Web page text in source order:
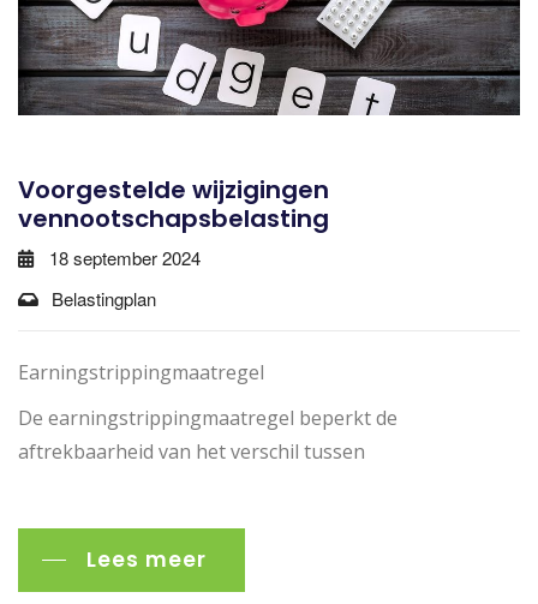
Voorgestelde wijzigingen
vennootschapsbelasting
18 september 2024
Belastingplan
Earningstrippingmaatregel
De earningstrippingmaatregel beperkt de
aftrekbaarheid van het verschil tussen
Lees meer